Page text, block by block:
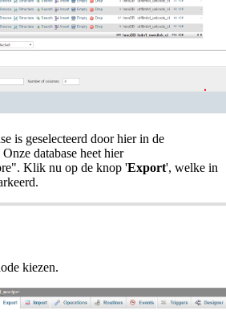
is geselecteerd door hier in de
database heet hier
Klik nu op de knop 'Export', welke in
kiezen.